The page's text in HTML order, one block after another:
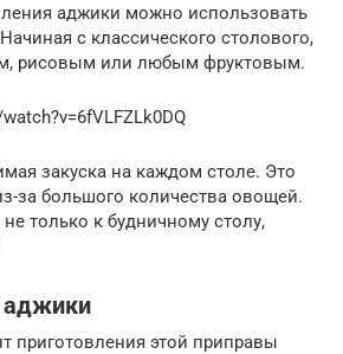
аджики можно использовать
с классического столового,
рисовым или любым фруктовым.
закуска на каждом столе. Это
за большого количества овощей.
только к будничному столу,
аджики
приготовления этой приправы